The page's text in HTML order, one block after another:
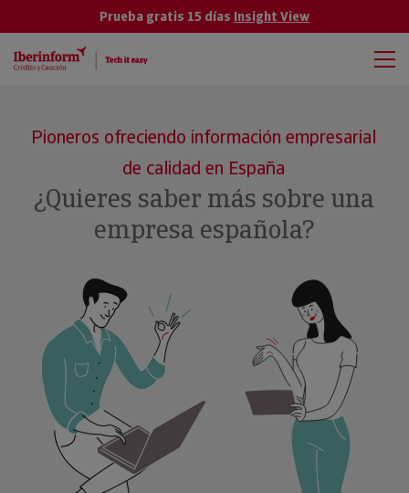
Prueba gratis 15 días Insight View
Pioneros ofreciendo información empresarial
de calidad en España
¿Quieres saber más sobre una
empresa española?